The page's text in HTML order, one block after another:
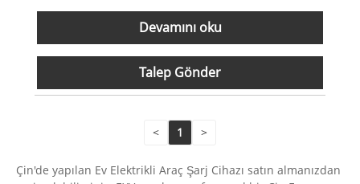
Devamını oku
Talep Gönder
< 1 >
Çin'de yapılan Ev Elektrikli Araç Şarj Cihazı satın almanızdan